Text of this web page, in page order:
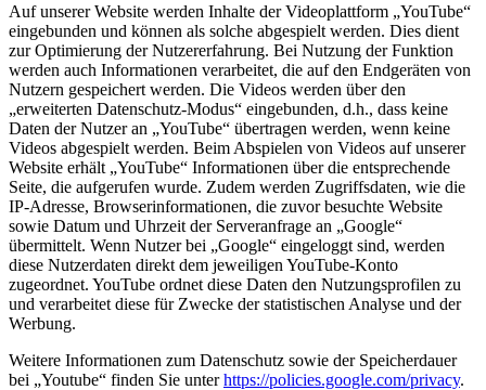
Auf unserer Website werden Inhalte der Videoplattform „YouTube“
eingebunden und können als solche abgespielt werden. Dies dient
zur Optimierung der Nutzererfahrung. Bei Nutzung der Funktion
werden auch Informationen verarbeitet, die auf den Endgeräten von
Nutzern gespeichert werden. Die Videos werden über den
„erweiterten Datenschutz-Modus“ eingebunden, d.h., dass keine
Daten der Nutzer an „YouTube“ übertragen werden, wenn keine
Videos abgespielt werden. Beim Abspielen von Videos auf unserer
Website erhält „YouTube“ Informationen über die entsprechende
Seite, die aufgerufen wurde. Zudem werden Zugriffsdaten, wie die
IP-Adresse, Browserinformationen, die zuvor besuchte Website
sowie Datum und Uhrzeit der Serveranfrage an „Google“
übermittelt. Wenn Nutzer bei „Google“ eingeloggt sind, werden
diese Nutzerdaten direkt dem jeweiligen YouTube-Konto
zugeordnet. YouTube ordnet diese Daten den Nutzungsprofilen zu
und verarbeitet diese für Zwecke der statistischen Analyse und der
Werbung.
Weitere Informationen zum Datenschutz sowie der Speicherdauer
bei „Youtube“ finden Sie unterhttps://policies.google.com/privacy.